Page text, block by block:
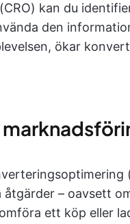
kan du
den
ökar
– oavsett
ett köp eller